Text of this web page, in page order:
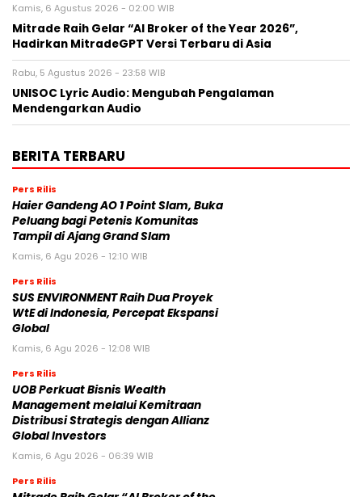
Kamis, 6 Agustus 2026 - 02:00 WIB
Mitrade Raih Gelar “AI Broker of the Year 2026”,
Hadirkan MitradeGPT Versi Terbaru di Asia
Rabu, 5 Agustus 2026 - 23:58 WIB
UNISOC Lyric Audio: Mengubah Pengalaman
Mendengarkan Audio
BERITA TERBARU
Pers Rilis
Haier Gandeng AO 1 Point Slam, Buka
Peluang bagi Petenis Komunitas
Tampil di Ajang Grand Slam
Kamis, 6 Agu 2026 - 12:10 WIB
Pers Rilis
SUS ENVIRONMENT Raih Dua Proyek
WtE di Indonesia, Percepat Ekspansi
Global
Kamis, 6 Agu 2026 - 12:08 WIB
Pers Rilis
UOB Perkuat Bisnis Wealth
Management melalui Kemitraan
Distribusi Strategis dengan Allianz
Global Investors
Kamis, 6 Agu 2026 - 06:39 WIB
Pers Rilis